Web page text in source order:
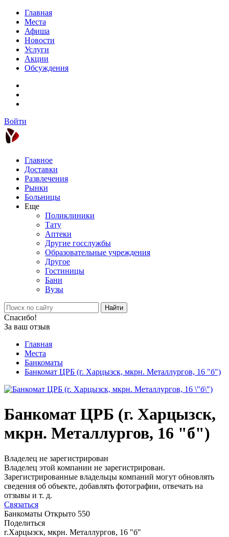
Главная
Места
Афиша
Новости
Услуги
Акции
Обсуждения
Войти
Главное
Доставки
Развлечения
Рынки
Больницы
Еще
Поликлиники
Тату
Аптеки
Другие госслужбы
Образовательные учреждения
Другое
Гостиницы
Бани
Вузы
Найти
Спасибо!
За ваш отзыв
Главная
Места
Банкоматы
Банкомат ЦРБ (г. Харцызск, мкрн. Металлургов, 16 "б")
Банкомат ЦРБ (г. Харцызск,
мкрн. Металлургов, 16 "б")
Владелец не зарегистрирован
Владелец этой компании не зарегистрирован.
Зарегистрированные владельцы компаний могут обновлять
сведения об объекте, добавлять фотографии, отвечать на
отзывы и т. д.
Связаться
Банкоматы Открыто 550
Поделиться
г.Харцызск, мкрн. Металлургов, 16 "б"